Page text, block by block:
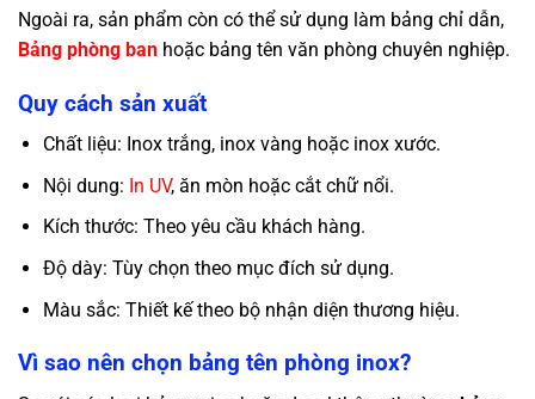
Ngoài ra, sản phẩm còn có thể sử dụng làm bảng chỉ dẫn,
Bảng phòng ban hoặc bảng tên văn phòng chuyên nghiệp.
Quy cách sản xuất
Chất liệu: Inox trắng, inox vàng hoặc inox xước.
Nội dung: In UV, ăn mòn hoặc cắt chữ nổi.
Kích thước: Theo yêu cầu khách hàng.
Độ dày: Tùy chọn theo mục đích sử dụng.
Màu sắc: Thiết kế theo bộ nhận diện thương hiệu.
Vì sao nên chọn bảng tên phòng inox?